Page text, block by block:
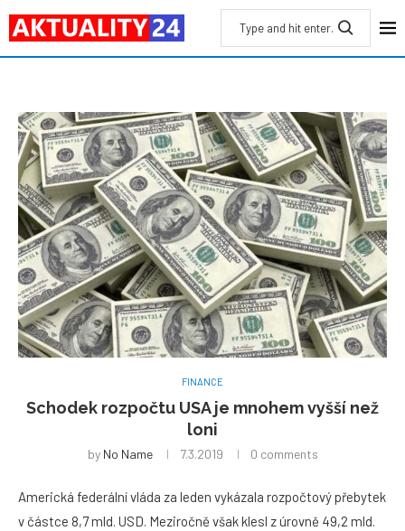
FINANCE
Schodek rozpočtu USA je mnohem vyšší než
loni
by No Name 7.3.2019 0 comments
Americká federální vláda za leden vykázala rozpočtový přebytek
v částce 8,7 mld. USD. Meziročně však klesl z úrovně 49,2 mld.